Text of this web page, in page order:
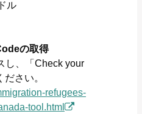
ル
の取得
し、「Check your
さい。
refugees-
tool.html